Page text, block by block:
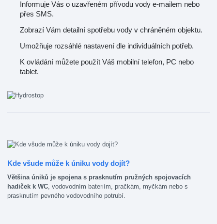
Informuje Vás o uzavřeném přívodu vody e-mailem nebo
přes SMS.
Zobrazí Vám detailní spotřebu vody v chráněném objektu.
Umožňuje rozsáhlé nastavení dle individuálních potřeb.
K ovládání můžete použít Váš mobilní telefon, PC nebo
tablet.
Kde všude může k úniku vody dojít?
Většina úniků je spojena s prasknutím pružných spojovacích
hadiček k WC, vodovodním bateriím, pračkám, myčkám nebo s
prasknutím pevného vodovodního potrubí.